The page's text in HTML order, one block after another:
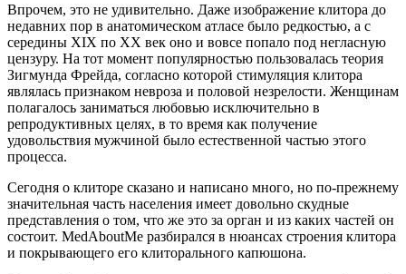
Впрочем, это не удивительно. Даже изображение клитора до
недавних пор в анатомическом атласе было редкостью, а с
середины XIX по XX век оно и вовсе попало под негласную
цензуру. На тот момент популярностью пользовалась теория
Зигмунда Фрейда, согласно которой стимуляция клитора
являлась признаком невроза и половой незрелости. Женщинам
полагалось заниматься любовью исключительно в
репродуктивных целях, в то время как получение
удовольствия мужчиной было естественной частью этого
процесса.
Сегодня о клиторе сказано и написано много, но по-прежнему
значительная часть населения имеет довольно скудные
представления о том, что же это за орган и из каких частей он
состоит. MedAboutMe разбирался в нюансах строения клитора
и покрывающего его клиторального капюшона.